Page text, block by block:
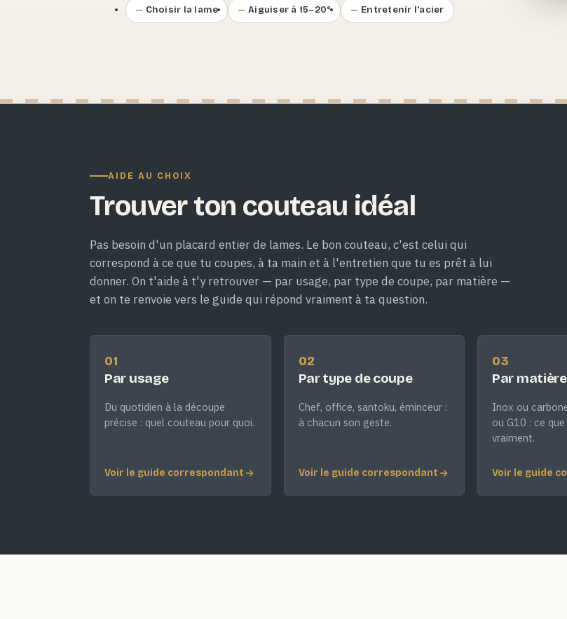
Choisir la lame Aiguiser à 15–20° Entretenir l'acier
AIDE AU CHOIX
Trouver ton couteau idéal
Pas besoin d'un placard entier de lames. Le bon couteau, c'est celui qui
correspond à ce que tu coupes, à ta main et à l'entretien que tu es prêt à lui
donner. On t'aide à t'y retrouver — par usage, par type de coupe, par matière —
et on te renvoie vers le guide qui répond vraiment à ta question.
01
Par usage
Du quotidien à la découpe
précise : quel couteau pour quoi.
Voir le guide correspondant
02
Par type de coupe
Chef, office, santoku, éminceur :
à chacun son geste.
Voir le guide correspondant
03
Par matière
Inox ou
ou G10 : ce
vraiment.
Voir le guide